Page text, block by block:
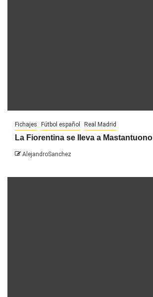
Fichajes Fútbol español Real Madrid
La Fiorentina se lleva a Mastantuono
AlejandroSanchez